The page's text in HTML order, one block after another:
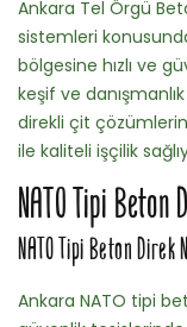
Ankara Tel Örgü
sistemleri
bölgesine hızlı ve
keşif ve
direkli çit
ile kaliteli işçilik
NATO Tipi
NATO Tipi Beton Direk
Ankara NATO tipi